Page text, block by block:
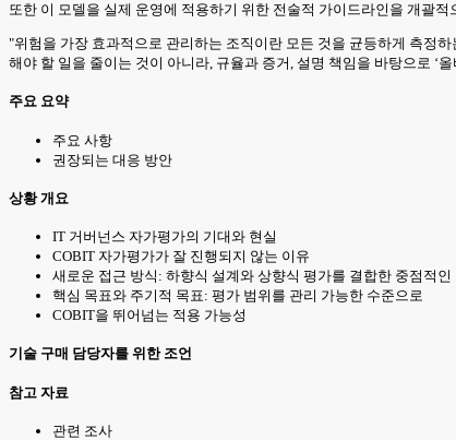
또한 이 모델을 실제 운영에 적용하기 위한 전술적 가이드라인을 개괄적
"위험을 가장 효과적으로 관리하는 조직이란 모든 것을 균등하게 측정
해야 할 일을 줄이는 것이 아니라, 규율과 증거, 설명 책임을 바탕으로 ‘
주요 요약
주요 사항
권장되는 대응 방안
상황 개요
IT 거버넌스 자가평가의 기대와 현실
COBIT 자가평가가 잘 진행되지 않는 이유
새로운 접근 방식: 하향식 설계와 상향식 평가를 결합한 중점적인
핵심 목표와 주기적 목표: 평가 범위를 관리 가능한 수준으로
COBIT을 뛰어넘는 적용 가능성
기술 구매 담당자를 위한 조언
참고 자료
관련 조사